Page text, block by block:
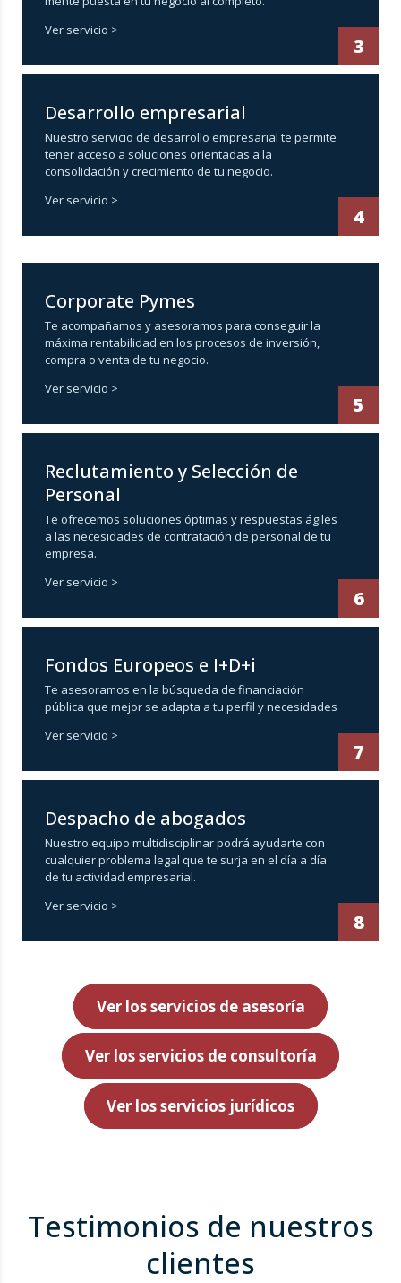
Ver servicio >
3
Desarrollo empresarial
Nuestro servicio de desarrollo empresarial te permite
tener acceso a soluciones orientadas a la
consolidación y crecimiento de tu negocio.
Ver servicio >
4
Corporate Pymes
Te acompañamos y asesoramos para conseguir la
máxima rentabilidad en los procesos de inversión,
compra o venta de tu negocio.
Ver servicio >
5
Reclutamiento y Selección de
Personal
Te ofrecemos soluciones óptimas y respuestas ágiles
a las necesidades de contratación de personal de tu
empresa.
Ver servicio >
6
Fondos Europeos e I+D+i
Te asesoramos en la búsqueda de financiación
pública que mejor se adapta a tu perfil y necesidades
Ver servicio >
7
Despacho de abogados
Nuestro equipo multidisciplinar podrá ayudarte con
cualquier problema legal que te surja en el día a día
de tu actividad empresarial.
Ver servicio >
8
Ver los servicios de asesoría
Ver los servicios de consultoría
Ver los servicios jurídicos
Testimonios de nuestros
clientes